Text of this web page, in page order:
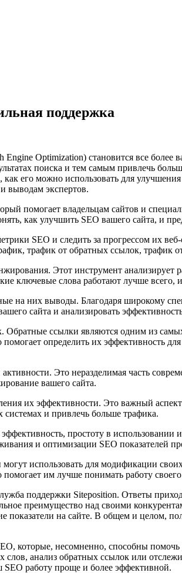
поддержка
Engine Optimization) становится все
поиска и тем самым привлечь
его можно использовать для
выводам экспертов.
помогает владельцам сайтов и
как улучшить SEO вашего сайта, и
SEO и следить за прогрессом их
трафик от обратных ссылок, трафик
Этот инструмент
ключевые слова работают лучше всего,
на них выводы. Благодаря широкому
сайта и анализировать
Обратные ссылки являются одним из
определить их эффективность
Это неразделимая часть
вашего сайта.
их эффективности. Это важный
и привлечь больше трафика.
простоту в
и оптимизации SEO
использовать для модификации
им лучше понимать работу своего
поддержки Siteposition. Ответы
преимущество над своими
на сайте. В общем и целом,
которые, несомненно, способны
анализ обратных ссылок или
работу проще и более эффективной.